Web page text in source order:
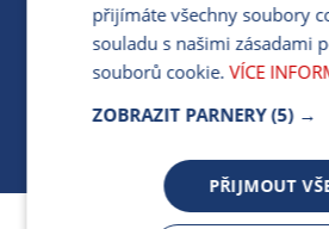
412 154 154
PO-PÁ 7:30-17:00
přijímáte všechny soubory
souladu s našimi zásadami
souborů cookie. VÍCE
ZOBRAZIT PARNERY (5) →
PŘIJMOUT